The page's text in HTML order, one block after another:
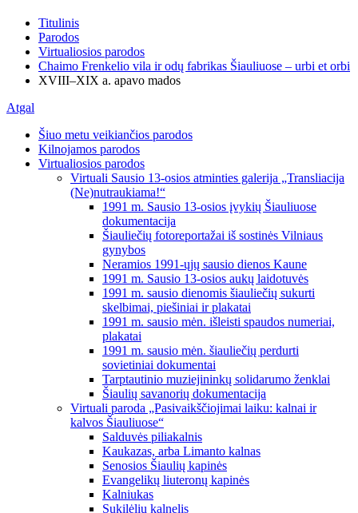
Titulinis
Parodos
Virtualiosios parodos
Chaimo Frenkelio vila ir odų fabrikas Šiauliuose – urbi et orbi
XVIII–XIX a. apavo mados
Atgal
Šiuo metu veikiančios parodos
Kilnojamos parodos
Virtualiosios parodos
Virtuali Sausio 13-osios atminties galerija „Transliacija
(Ne)nutraukiama!“
1991 m. Sausio 13-osios įvykių Šiauliuose
dokumentacija
Šiauliečių fotoreportažai iš sostinės Vilniaus
gynybos
Neramios 1991-ųjų sausio dienos Kaune
1991 m. Sausio 13-osios aukų laidotuvės
1991 m. sausio dienomis šiauliečių sukurti
skelbimai, piešiniai ir plakatai
1991 m. sausio mėn. išleisti spaudos numeriai,
plakatai
1991 m. sausio mėn. šiauliečių perdurti
sovietiniai dokumentai
Tarptautinio muziejininkų solidarumo ženklai
Šiaulių savanorių dokumentacija
Virtuali paroda „Pasivaikščiojimai laiku: kalnai ir
kalvos Šiauliuose“
Salduvės piliakalnis
Kaukazas, arba Limanto kalnas
Senosios Šiaulių kapinės
Evangelikų liuteronų kapinės
Kalniukas
Sukilėlių kalnelis